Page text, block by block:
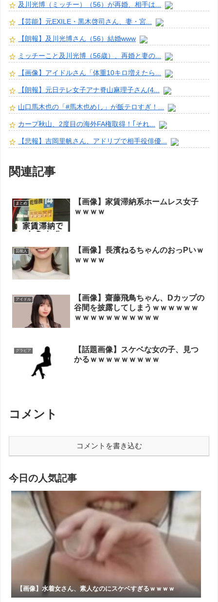
及川光博（ミッチー）（56）が再婚、相手は...
【芸能】元EXILE・黒木啓司さん、妻・宮...
【朗報】及川光博さん（56）結婚www
ミッチーこと及川光博（56歳）、再婚と妻の...
【画像】アイドルさん「体重10キロ増えたら...
【朗報】元日テレ女子アナ脊山麻理子さん(4...
山口馬木也の「#馬木也めし」が飯テロすぎ！...
カープ秋山、2度目の海外FA権取得！｢それ...
【悲報】吉岡里帆さん、アドリブで相手役俳優...
関連記事
まとめ
【画像】家賃滞納系ホームレス女子
ｗｗｗｗ
芸能人
【画像】長濱ねるちゃんのおっPいｗ
ｗｗｗｗ
アイドル
【画像】齋藤飛鳥ちゃん、Dカップの
谷間を披露してしまうｗｗｗｗｗｗ
ｗｗｗｗｗｗｗｗｗｗｗ
グラビア
【話題画像】スケベな女の子、見つ
かるｗｗｗｗｗｗｗｗｗ
コメント
コメントを書き込む
今日の人気記事
【画像】水着女さん、素人なのにスケベすぎるｗｗｗｗ